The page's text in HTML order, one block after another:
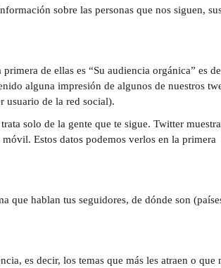
sobre las personas que nos siguen,
de ellas es “Su audiencia orgánica” es
alguna impresión de algunos de nuestros
usuario de la red social).
solo de la gente que te sigue. Twitter
Estos datos podemos verlos en la primera
que hablan tus seguidores, de dónde son
es decir, los temas que más les atraen o que